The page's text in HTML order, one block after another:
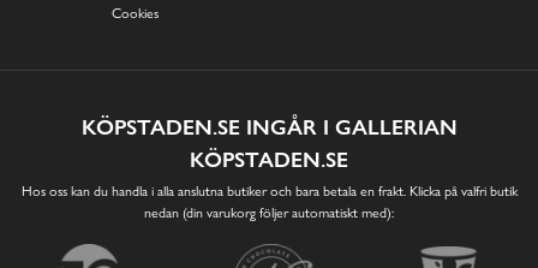
Cookies
KÖPSTADEN.SE INGÅR I GALLERIAN
KÖPSTADEN.SE
Hos oss kan du handla i alla anslutna butiker och bara betala en frakt. Klicka på valfri butik
nedan (din varukorg följer automatiskt med):